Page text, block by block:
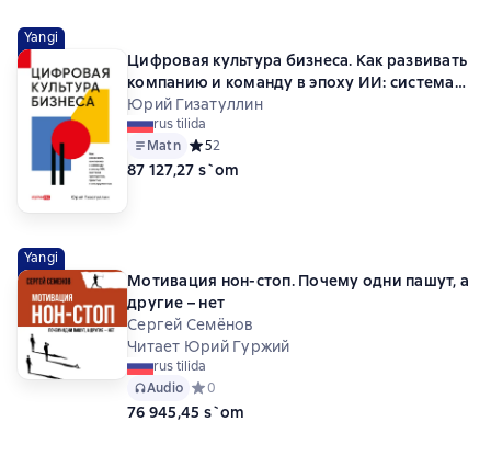
Yangi
Цифровая культура бизнеса. Как развивать
компанию и команду в эпоху ИИ: система
принципов, практик и инструментов
Юрий Гизатуллин
rus tilida
Matn Средний рейтинг 5 на основе 2 оценок
52
87 127,27 s`om
Yangi
Мотивация нон-стоп. Почему одни пашут, а
другие – нет
Сергей Семёнов
Читает Юрий Гуржий
rus tilida
Audio Средний рейтинг 0 на основе 0 оценок
0
76 945,45 s`om